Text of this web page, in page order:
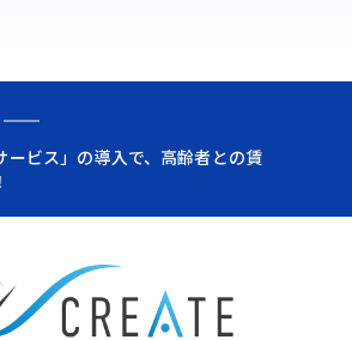
ービス」の導入で、高齢者との賃